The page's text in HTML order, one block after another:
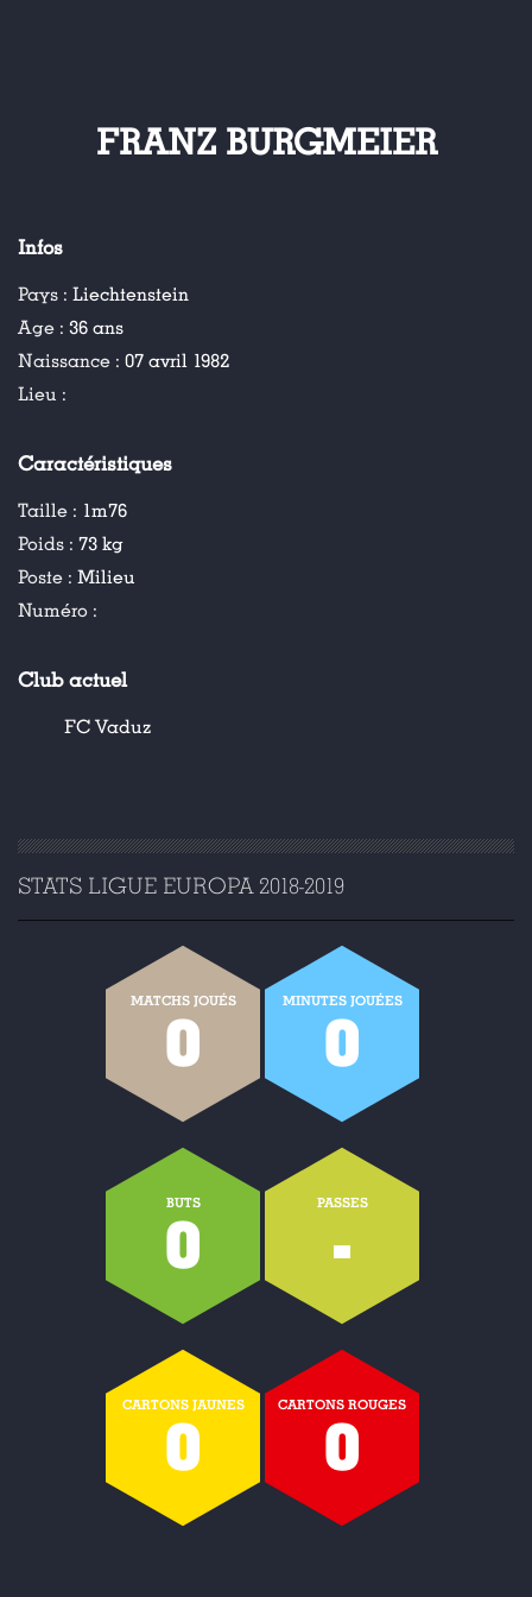
FRANZ BURGMEIER
Infos
Pays : Liechtenstein
Age : 36 ans
Naissance : 07 avril 1982
Lieu :
Caractéristiques
Taille : 1m76
Poids : 73 kg
Poste : Milieu
Numéro :
Club actuel
FC Vaduz
STATS LIGUE EUROPA 2018-2019
MATCHS JOUÉS
0
MINUTES JOUÉES
0
BUTS
0
PASSES
-
CARTONS JAUNES
0
CARTONS ROUGES
0